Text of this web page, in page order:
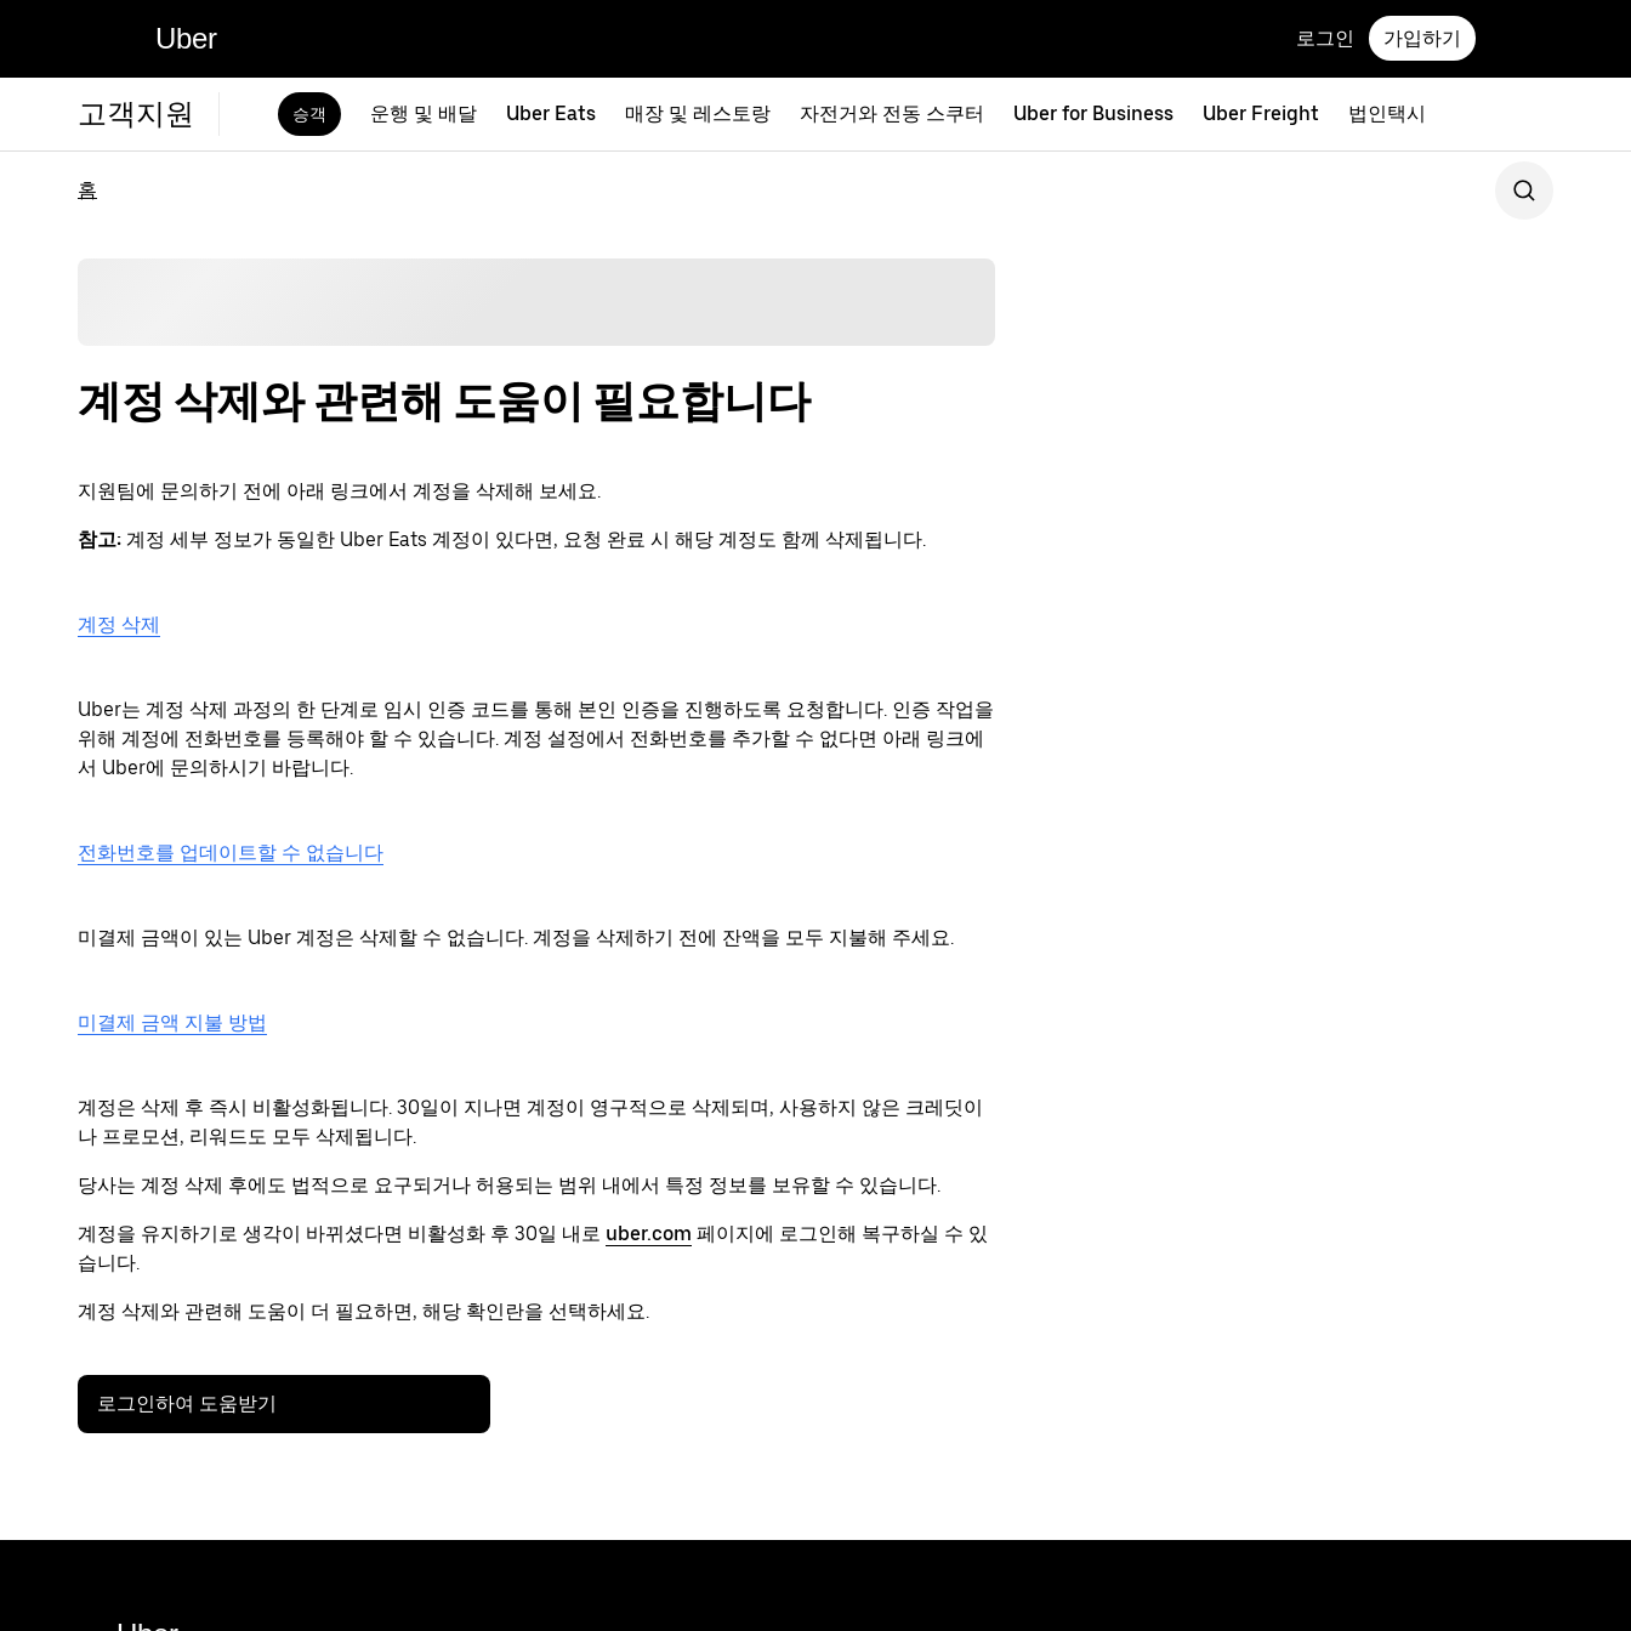
Uber 로그인 가입하기
고객지원 승객 운행 및 배달 Uber Eats 매장 및 레스토랑 자전거와 전동 스쿠터 Uber for Business Uber Freight 법인택시
홈
계정 삭제와 관련해 도움이 필요합니다
지원팀에 문의하기 전에 아래 링크에서 계정을 삭제해 보세요.
참고: 계정 세부 정보가 동일한 Uber Eats 계정이 있다면, 요청 완료 시 해당 계정도 함께 삭제됩니다.
계정 삭제
Uber는 계정 삭제 과정의 한 단계로 임시 인증 코드를 통해 본인 인증을 진행하도록 요청합니다. 인증 작업을
위해 계정에 전화번호를 등록해야 할 수 있습니다. 계정 설정에서 전화번호를 추가할 수 없다면 아래 링크에
서 Uber에 문의하시기 바랍니다.
전화번호를 업데이트할 수 없습니다
미결제 금액이 있는 Uber 계정은 삭제할 수 없습니다. 계정을 삭제하기 전에 잔액을 모두 지불해 주세요.
미결제 금액 지불 방법
계정은 삭제 후 즉시 비활성화됩니다. 30일이 지나면 계정이 영구적으로 삭제되며, 사용하지 않은 크레딧이
나 프로모션, 리워드도 모두 삭제됩니다.
당사는 계정 삭제 후에도 법적으로 요구되거나 허용되는 범위 내에서 특정 정보를 보유할 수 있습니다.
계정을 유지하기로 생각이 바뀌셨다면 비활성화 후 30일 내로 uber.com 페이지에 로그인해 복구하실 수 있
습니다.
계정 삭제와 관련해 도움이 더 필요하면, 해당 확인란을 선택하세요.
로그인하여 도움받기